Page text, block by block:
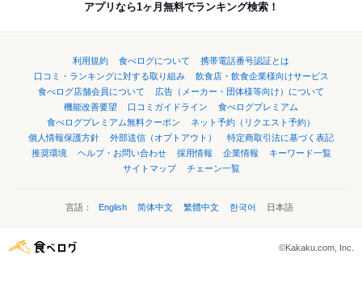
アプリなら1ヶ月無料でランキング検索！
利用規約 食べログについて
携帯電話番号認証とは
口コミ・ランキングに対する取り組み
飲食店・飲食企業様向けサービス
食べログ店舗会員について
広告（メーカー・団体様等向け）について
機能改善要望
口コミガイドライン
食べログプレミアム
食べログプレミアム無料クーポン
ネット予約（リクエスト予約）
個人情報保護方針
外部送信（オプトアウト）
特定商取引法に基づく表記
推奨環境
ヘルプ・お問い合わせ 採用情報 企業情報
キーワード一覧
サイトマップ
チェーン一覧
言語： English 简体中文 繁體中文 한국어 日本語
©Kakaku.com, Inc.